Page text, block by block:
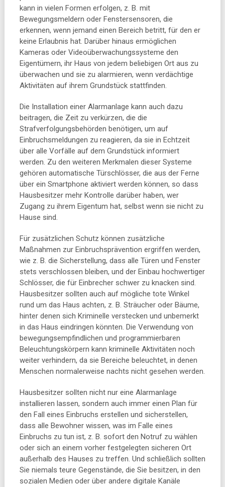
kann in vielen Formen erfolgen, z. B. mit
Bewegungsmeldern oder Fenstersensoren, die
erkennen, wenn jemand einen Bereich betritt, für den er
keine Erlaubnis hat. Darüber hinaus ermöglichen
Kameras oder Videoüberwachungssysteme den
Eigentümern, ihr Haus von jedem beliebigen Ort aus zu
überwachen und sie zu alarmieren, wenn verdächtige
Aktivitäten auf ihrem Grundstück stattfinden.
Die Installation einer Alarmanlage kann auch dazu
beitragen, die Zeit zu verkürzen, die die
Strafverfolgungsbehörden benötigen, um auf
Einbruchsmeldungen zu reagieren, da sie in Echtzeit
über alle Vorfälle auf dem Grundstück informiert
werden. Zu den weiteren Merkmalen dieser Systeme
gehören automatische Türschlösser, die aus der Ferne
über ein Smartphone aktiviert werden können, so dass
Hausbesitzer mehr Kontrolle darüber haben, wer
Zugang zu ihrem Eigentum hat, selbst wenn sie nicht zu
Hause sind.
Für zusätzlichen Schutz können zusätzliche
Maßnahmen zur Einbruchsprävention ergriffen werden,
wie z. B. die Sicherstellung, dass alle Türen und Fenster
stets verschlossen bleiben, und der Einbau hochwertiger
Schlösser, die für Einbrecher schwer zu knacken sind.
Hausbesitzer sollten auch auf mögliche tote Winkel
rund um das Haus achten, z. B. Sträucher oder Bäume,
hinter denen sich Kriminelle verstecken und unbemerkt
in das Haus eindringen könnten. Die Verwendung von
bewegungsempfindlichen und programmierbaren
Beleuchtungskörpern kann kriminelle Aktivitäten noch
weiter verhindern, da sie Bereiche beleuchtet, in denen
Menschen normalerweise nachts nicht gesehen werden.
Hausbesitzer sollten nicht nur eine Alarmanlage
installieren lassen, sondern auch immer einen Plan für
den Fall eines Einbruchs erstellen und sicherstellen,
dass alle Bewohner wissen, was im Falle eines
Einbruchs zu tun ist, z. B. sofort den Notruf zu wählen
oder sich an einem vorher festgelegten sicheren Ort
außerhalb des Hauses zu treffen. Und schließlich sollten
Sie niemals teure Gegenstände, die Sie besitzen, in den
sozialen Medien oder über andere digitale Kanäle